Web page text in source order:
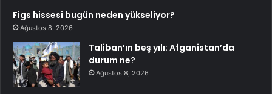
Figs hissesi bugün neden yükseliyor?
Ağustos 8, 2026
Taliban’ın beş yılı: Afganistan’da
durum ne?
Ağustos 8, 2026